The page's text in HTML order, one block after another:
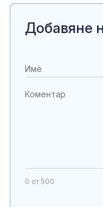
Добавяне
0 от 500